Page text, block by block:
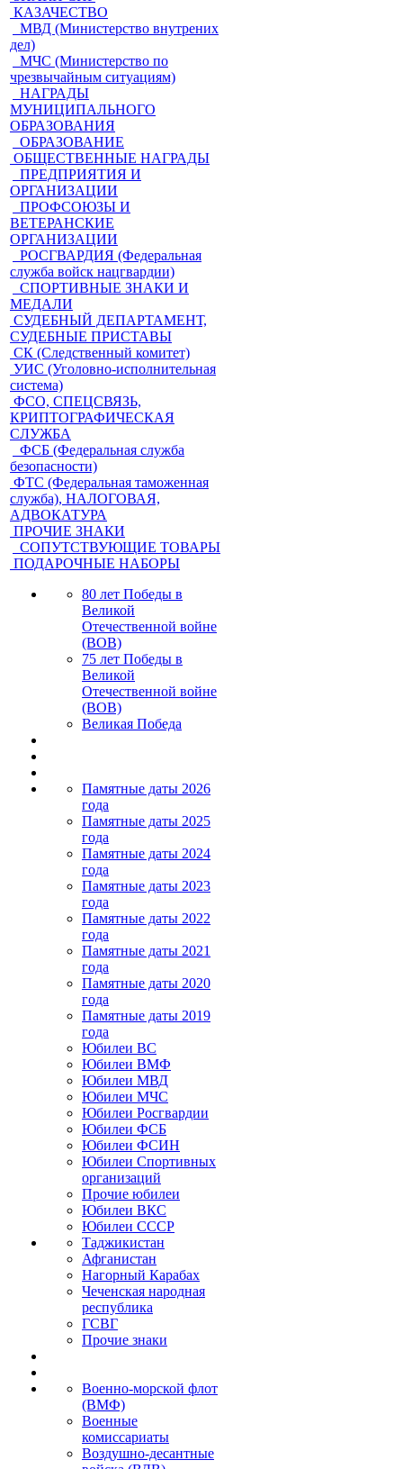
КАЗАЧЕСТВО
МВД (Министерство внутрених
дел)
МЧС (Министерство по
чрезвычайным ситуациям)
НАГРАДЫ
МУНИЦИПАЛЬНОГО
ОБРАЗОВАНИЯ
ОБРАЗОВАНИЕ
ОБЩЕСТВЕННЫЕ НАГРАДЫ
ПРЕДПРИЯТИЯ И
ОРГАНИЗАЦИИ
ПРОФСОЮЗЫ И
ВЕТЕРАНСКИЕ
ОРГАНИЗАЦИИ
РОСГВАРДИЯ (Федеральная
служба войск нацгвардии)
СПОРТИВНЫЕ ЗНАКИ И
МЕДАЛИ
СУДЕБНЫЙ ДЕПАРТАМЕНТ,
СУДЕБНЫЕ ПРИСТАВЫ
СК (Следственный комитет)
УИС (Уголовно-исполнительная
система)
ФСО, СПЕЦСВЯЗЬ,
КРИПТОГРАФИЧЕСКАЯ
СЛУЖБА
ФСБ (Федеральная служба
безопасности)
ФТС (Федеральная таможенная
служба), НАЛОГОВАЯ,
АДВОКАТУРА
ПРОЧИЕ ЗНАКИ
СОПУТСТВУЮЩИЕ ТОВАРЫ
ПОДАРОЧНЫЕ НАБОРЫ
80 лет Победы в
Великой
Отечественной войне
(ВОВ)
75 лет Победы в
Великой
Отечественной войне
(ВОВ)
Великая Победа
Памятные даты 2026
года
Памятные даты 2025
года
Памятные даты 2024
года
Памятные даты 2023
года
Памятные даты 2022
года
Памятные даты 2021
года
Памятные даты 2020
года
Памятные даты 2019
года
Юбилеи ВС
Юбилеи ВМФ
Юбилеи МВД
Юбилеи МЧС
Юбилеи Росгвардии
Юбилеи ФСБ
Юбилеи ФСИН
Юбилеи Спортивных
организаций
Прочие юбилеи
Юбилеи ВКС
Юбилеи СССР
Таджикистан
Афганистан
Нагорный Карабах
Чеченская народная
республика
ГСВГ
Прочие знаки
Военно-морской флот
(ВМФ)
Военные
комиссариаты
Воздушно-десантные